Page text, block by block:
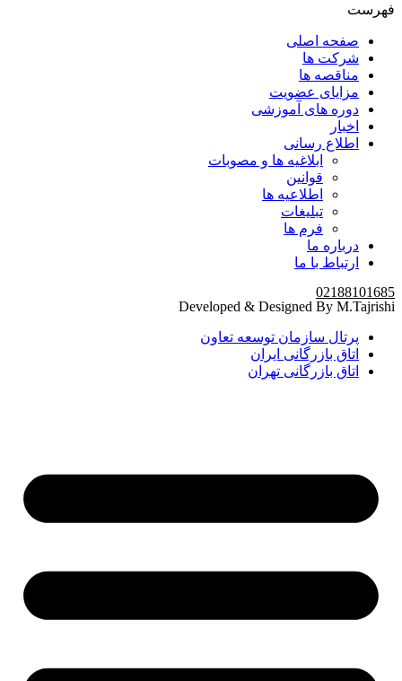
فهرست
صفحه اصلی
شرکت ها
مناقصه ها
مزایای عضویت
دوره های آموزشی
اخبار
اطلاع رسانی
ابلاغیه ها و مصوبات
قوانین
اطلاعیه ها
تبلیغات
فرم ها
درباره ما
ارتباط با ما
02188101685
Developed & Designed By M.Tajrishi
پرتال سازمان توسعه تعاون
اتاق بازرگانی ایران
اتاق بازرگانی تهران